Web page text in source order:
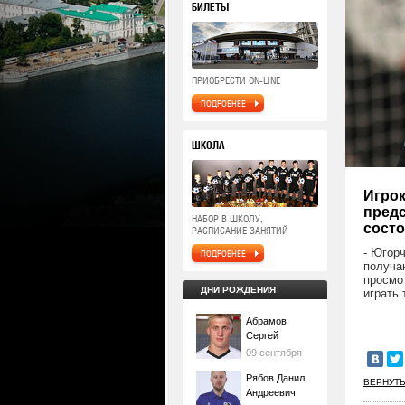
БИЛЕТЫ
ПРИОБРЕСТИ ON-LINE
ПОДРОБНЕЕ
ШКОЛА
НАБОР В ШКОЛУ,
РАСПИСАНИЕ ЗАНЯТИЙ
ПОДРОБНЕЕ
ДНИ РОЖДЕНИЯ
Абрамов
Сергей
09 сентября
Рябов Данил
Андреевич
-